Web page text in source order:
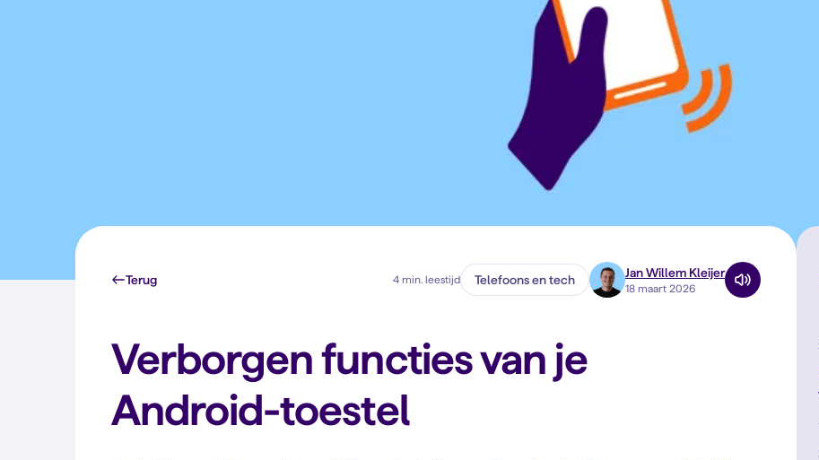
Terug 4 min. leestijd Telefoons en tech Jan Willem Kleijer
18 maart 2026
Verborgen functies van je
Android-toestel